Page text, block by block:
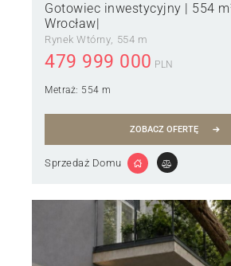
Gotowiec inwestycyjny | 554
Wrocław|
Rynek Wtórny 554 m
479 999 000 PLN
Metraż: 554 m
ZOBACZ OFERTĘ
Sprzedaż Domu